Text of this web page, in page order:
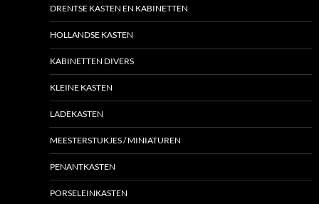
DRENTSE KASTEN EN KABINETTEN
HOLLANDSE KASTEN
KABINETTEN DIVERS
KLEINE KASTEN
LADEKASTEN
MEESTERSTUKJES / MINIATUREN
PENANTKASTEN
PORSELEINKASTEN